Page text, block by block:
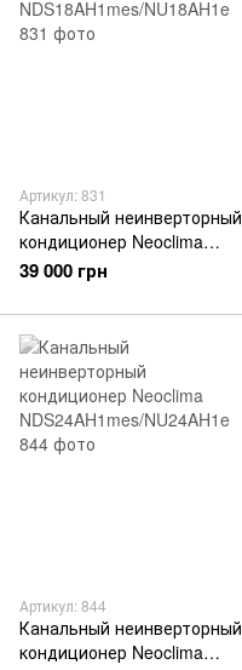
Артикул: 831
Канальный неинверторный
кондиционер Neoclima
NDS18AH1mes/NU18AH1e
39 000 грн
Артикул: 844
Канальный неинверторный
кондиционер Neoclima